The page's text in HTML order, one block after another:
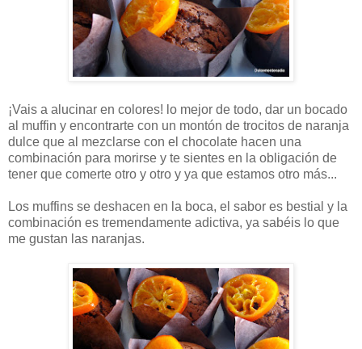
¡Vais a alucinar en colores! lo mejor de todo, dar un bocado
al muffin y encontrarte con un montón de trocitos de naranja
dulce que al mezclarse con el chocolate hacen una
combinación para morirse y te sientes en la obligación de
tener que comerte otro y otro y ya que estamos otro más...
Los muffins se deshacen en la boca, el sabor es bestial y la
combinación es tremendamente adictiva, ya sabéis lo que
me gustan las naranjas.